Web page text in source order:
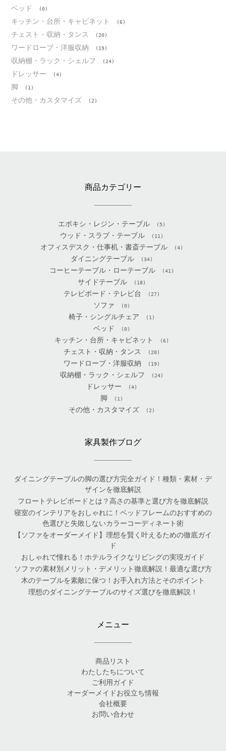
ベッド (0)
キッチン・台所・キャビネット (6)
チェスト・収納・タンス (20)
ワードローブ・洋服収納 (19)
収納棚・ラック・シェルフ (24)
ドレッサー (4)
脚 (1)
その他・カスタマイズ (2)
商品カテゴリー
エポキシ・レジン・テーブル (5)
ウッド・スラブ・テーブル (11)
オフィスデスク・仕事机・書斎テーブル (4)
ダイニングテーブル (34)
コーヒーテーブル・ローテーブル (41)
サイドテーブル (18)
テレビボード・テレビ台 (27)
ソファ (0)
椅子・シングルチェア (1)
ベッド (0)
キッチン・台所・キャビネット (6)
チェスト・収納・タンス (20)
ワードローブ・洋服収納 (19)
収納棚・ラック・シェルフ (24)
ドレッサー (4)
脚 (1)
その他・カスタマイズ (2)
家具製作ブログ
ダイニングテーブルの脚の選び方完全ガイド！種類・素材・デ
ザインを徹底解説
フロートテレビボードとは？高さの基準と選び方を徹底解説
寝室のインテリアをおしゃれに！ベッドフレームのおすすめの
色選びと失敗しないカラーコーディネート術
【ソファをオーダーメイド】理想を賢く叶えるための徹底ガイ
ド
おしゃれで憧れる！ホテルライクなリビングの実現ガイド
ソファの素材別メリット・デメリット徹底解説！最適な選び方
木のテーブルを素敵に保つ！お手入れ方法とそのポイント
理想のダイニングテーブルのサイズ選びを徹底解説！
メニュー
商品リスト
わたしたちについて
ご利用ガイド
オーダーメイドお役立ち情報
会社概要
お問い合わせ